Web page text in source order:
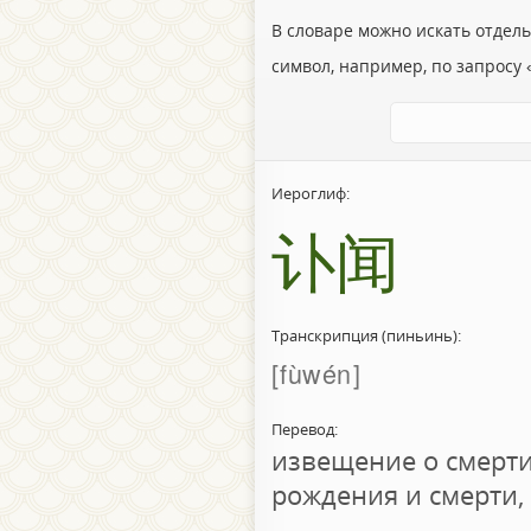
В словаре можно искать
символ, например, по запросу
Иероглиф:
讣闻
Транскрипция (пиньинь):
fùwén
Перевод:
извещение о
рождения и